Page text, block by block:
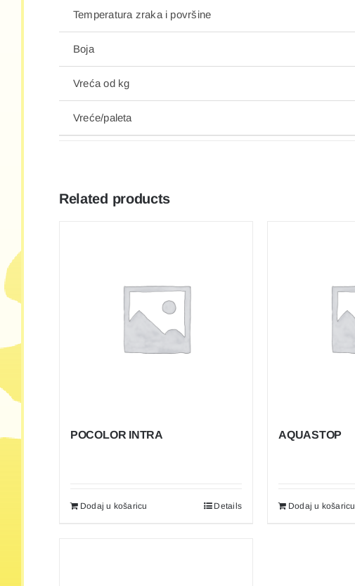
Temperatura zraka i površine
Boja
Vreća od kg
Vreće/paleta
Related products
POCOLOR INTRA
Dodaj u košaricu Details
AQUASTOP
Dodaj u košaricu